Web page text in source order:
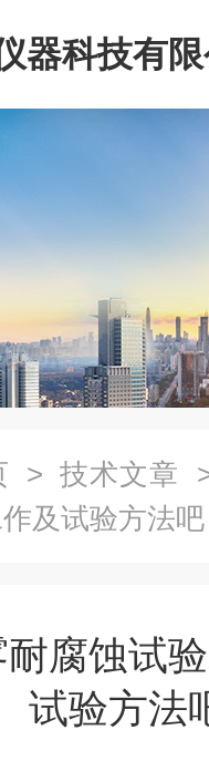
器科技有
> 技术文章
及试验方法吧
腐蚀试
试验方法